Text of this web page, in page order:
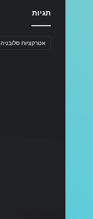
תגיות
אטרקציות סלובניה